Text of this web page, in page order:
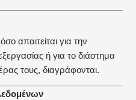
απαιτείται για την
ή για το διάστημα
τους, διαγράφονται.